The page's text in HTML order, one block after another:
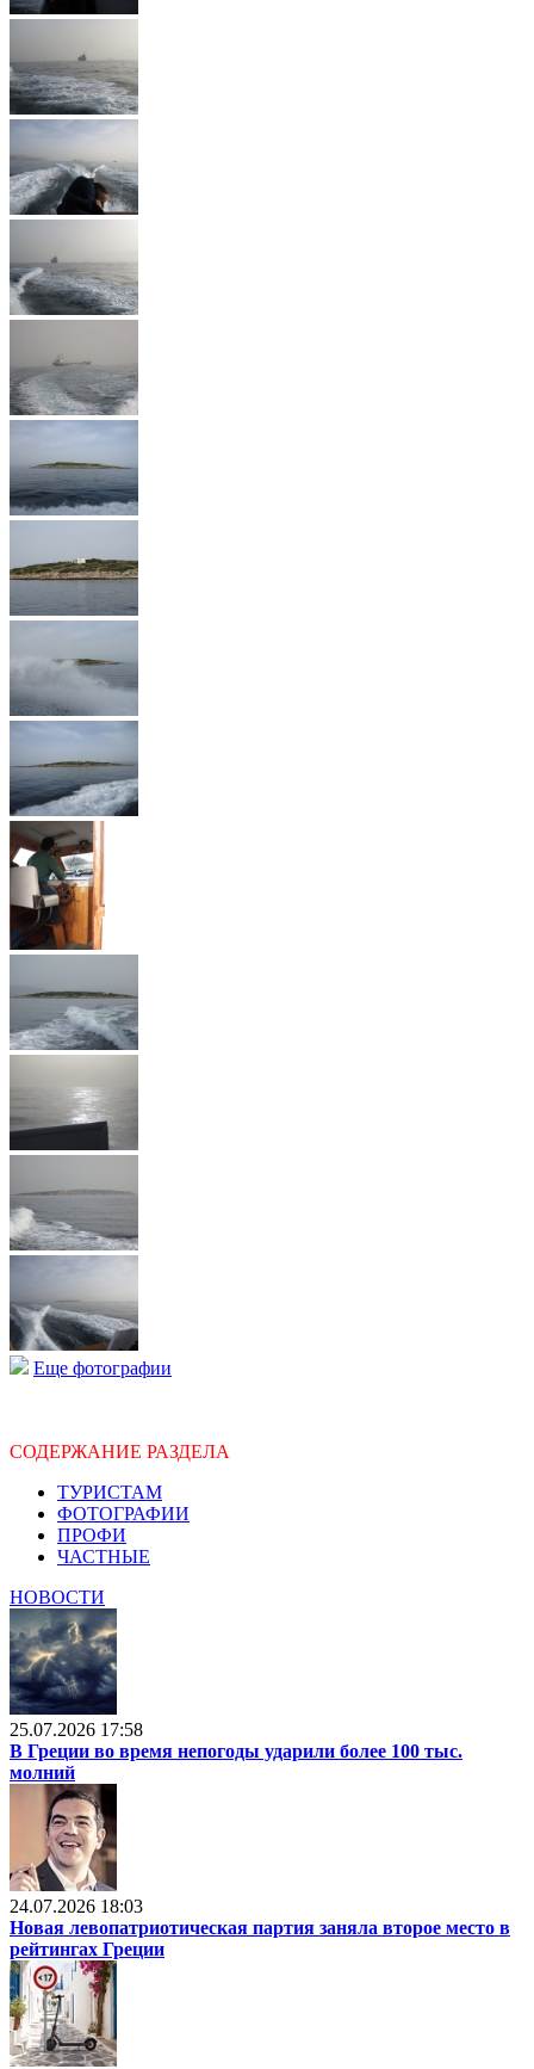
Еще фотографии
СОДЕРЖАНИЕ РАЗДЕЛА
ТУРИСТАМ
ФОТОГРАФИИ
ПРОФИ
ЧАСТНЫЕ
НОВОСТИ
25.07.2026 17:58
В Греции во время непогоды ударили более 100 тыс.
молний
24.07.2026 18:03
Новая левопатриотическая партия заняла второе место в
рейтингах Греции